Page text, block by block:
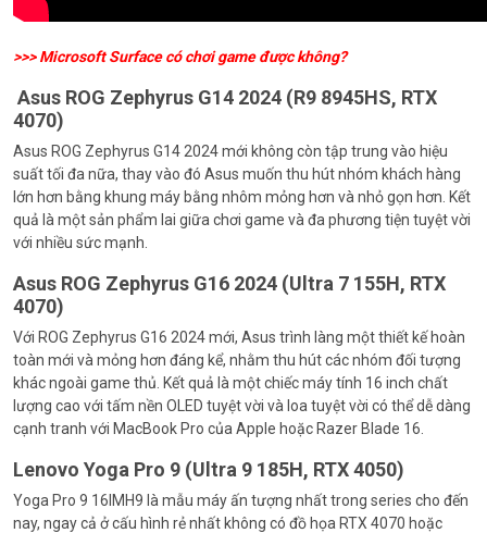
>>>Microsoft Surface có chơi game được không?
Asus ROG Zephyrus G14 2024 (R9 8945HS, RTX
4070)
Asus ROG Zephyrus G14 2024 mới không còn tập trung vào hiệu
suất tối đa nữa, thay vào đó Asus muốn thu hút nhóm khách hàng
lớn hơn bằng khung máy bằng nhôm mỏng hơn và nhỏ gọn hơn. Kết
quả là một sản phẩm lai giữa chơi game và đa phương tiện tuyệt vời
với nhiều sức mạnh.
Asus ROG Zephyrus G16 2024 (Ultra 7 155H, RTX
4070)
Với ROG Zephyrus G16 2024 mới, Asus trình làng một thiết kế hoàn
toàn mới và mỏng hơn đáng kể, nhằm thu hút các nhóm đối tượng
khác ngoài game thủ. Kết quả là một chiếc máy tính 16 inch chất
lượng cao với tấm nền OLED tuyệt vời và loa tuyệt vời có thể dễ dàng
cạnh tranh với MacBook Pro của Apple hoặc Razer Blade 16.
Lenovo Yoga Pro 9 (Ultra 9 185H, RTX 4050)
Yoga Pro 9 16IMH9 là mẫu máy ấn tượng nhất trong series cho đến
nay, ngay cả ở cấu hình rẻ nhất không có đồ họa RTX 4070 hoặc